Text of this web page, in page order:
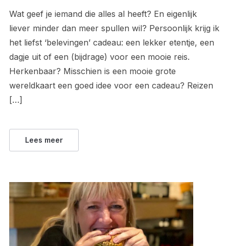
Wat geef je iemand die alles al heeft? En eigenlijk
liever minder dan meer spullen wil? Persoonlijk krijg ik
het liefst ‘belevingen’ cadeau: een lekker etentje, een
dagje uit of een (bijdrage) voor een mooie reis.
Herkenbaar? Misschien is een mooie grote
wereldkaart een goed idee voor een cadeau? Reizen
[…]
Lees meer